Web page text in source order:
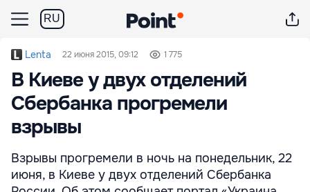
RU
Lenta 22 июня 2015, 09:12 1 775
В Киеве у двух отделений
Сбербанка прогремели
взрывы
Взрывы прогремели в ночь на понедельник, 22
июня, в Киеве у двух отделений Сбербанка